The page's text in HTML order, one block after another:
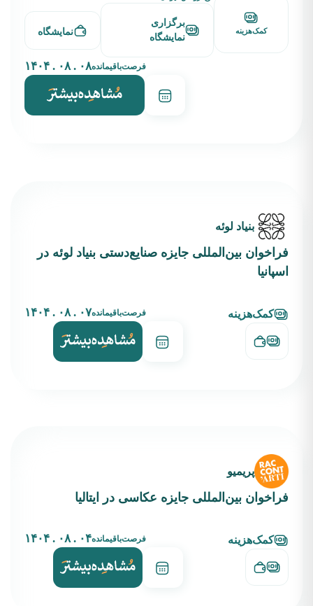
کمک‌هزینه
برگزاری
نمایشگاه
نمایشگاه
فرصت‌باقیمانده۰۸ . ۰۸ . ۱۴۰۴
بنیاد لوئه
فراخوان بین‌المللی جایزه صنایع‌دستی بنیاد لوئه در
اسپانیا
کمک‌هزینه فرصت‌باقیمانده۰۷ . ۰۸ . ۱۴۰۴
پریمیو
فراخوان بین‌المللی جایزه عکاسی در ایتالیا
کمک‌هزینه فرصت‌باقیمانده۰۴ . ۰۸ . ۱۴۰۴